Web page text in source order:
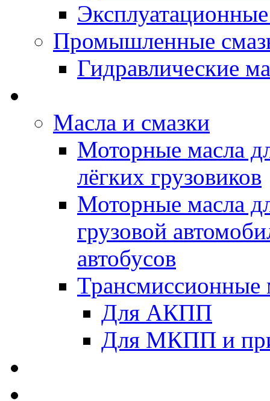
Промышленные
Гидравлические
Масла и смазки
Моторные масла
лёгких грузовиков
Моторные масла
грузовой
автобусов
Трансмиссионные
Для АКПП
Для МКПП и